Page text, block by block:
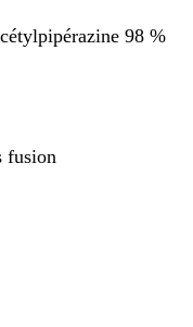
98 %
fusion